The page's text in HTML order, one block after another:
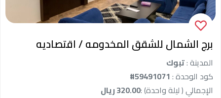
برج الشمال للشقق المخدومه / اقتصاديه
المدينة :تبوك
كود الوحدة :#59491071
الإجمالي ( ليلة واحدة) :320.00 ريال